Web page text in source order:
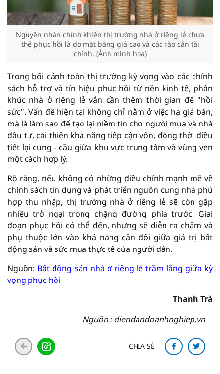
Nguyên nhân chính khiến thị trường nhà ở riêng lẻ chưa
thể phục hồi là do mặt bằng giá cao và các rào cản tài
chính. (Ảnh minh họa)
Trong bối cảnh toàn thị trường kỳ vọng vào các chính
sách hỗ trợ và tín hiệu phục hồi từ nền kinh tế, phân
khúc nhà ở riêng lẻ vẫn cần thêm thời gian để "hồi
sức". Vấn đề hiện tại không chỉ nằm ở việc hạ giá bán,
mà là làm sao để tạo lại niềm tin cho người mua và nhà
đầu tư, cải thiện khả năng tiếp cận vốn, đồng thời điều
tiết lại cung - cầu giữa khu vực trung tâm và vùng ven
một cách hợp lý.
Rõ ràng, nếu không có những điều chỉnh mạnh mẽ về
chính sách tín dụng và phát triển nguồn cung nhà phù
hợp thu nhập, thị trường nhà ở riêng lẻ sẽ còn gặp
nhiều trở ngại trong chặng đường phía trước. Giai
đoạn phục hồi có thể đến, nhưng sẽ diễn ra chậm và
phụ thuộc lớn vào khả năng cân đối giữa giá trị bất
động sản và sức mua thực tế của người dân.
Nguồn: Bất động sản nhà ở riêng lẻ trầm lắng giữa kỳ
vọng phục hồi
Thanh Trà
Nguồn : diendandoanhnghiep.vn
CHIA SẺ